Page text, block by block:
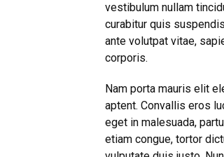
vestibulum nullam
curabitur quis
ante volutpat vitae,
corporis.
Nam porta mauris elit
aptent. Convallis eros
eget in malesuada,
etiam congue, tortor